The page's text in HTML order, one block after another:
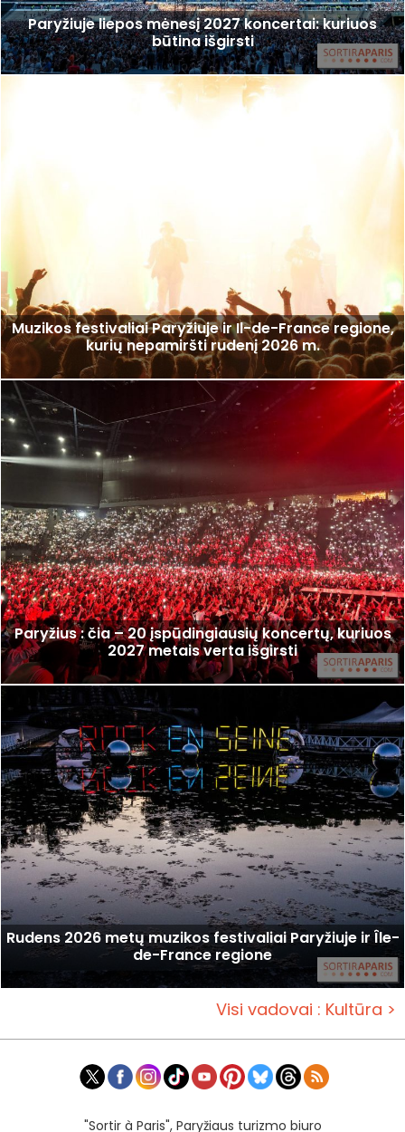
Paryžiuje liepos mėnesį 2027 koncertai: kuriuos
būtina išgirsti
Muzikos festivaliai Paryžiuje ir Il-de-France regione,
kurių nepamiršti rudenį 2026 m.
Paryžius : čia – 20 įspūdingiausių koncertų, kuriuos
2027 metais verta išgirsti
Rudens 2026 metų muzikos festivaliai Paryžiuje ir Île-
de-France regione
Visi vadovai : Kultūra >
"Sortir à Paris", Paryžiaus turizmo biuro